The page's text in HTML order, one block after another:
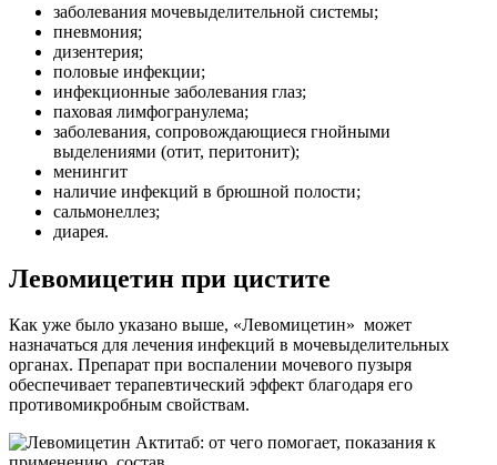
заболевания мочевыделительной системы;
пневмония;
дизентерия;
половые инфекции;
инфекционные заболевания глаз;
паховая лимфогранулема;
заболевания, сопровождающиеся гнойными
выделениями (отит, перитонит);
менингит
наличие инфекций в брюшной полости;
сальмонеллез;
диарея.
Левомицетин при цистите
Как уже было указано выше, «Левомицетин» может
назначаться для лечения инфекций в мочевыделительных
органах. Препарат при воспалении мочевого пузыря
обеспечивает терапевтический эффект благодаря его
противомикробным свойствам.